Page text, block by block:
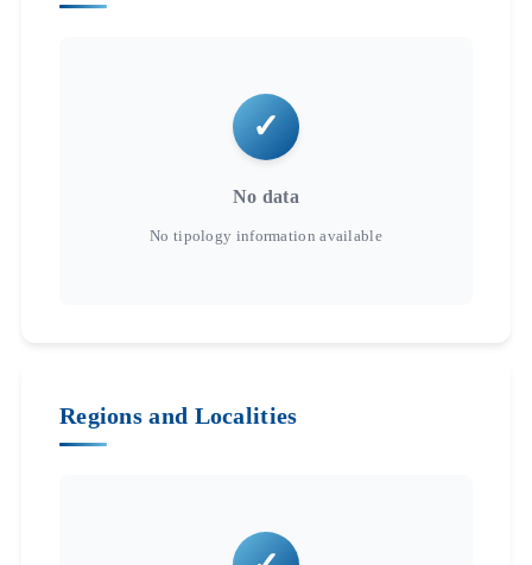
No data
Regions and Localities